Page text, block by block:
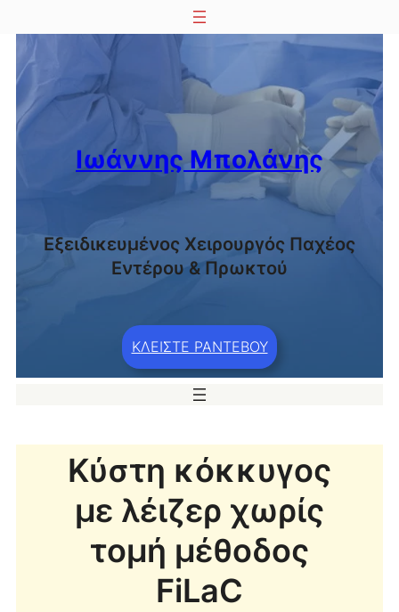
στο
περιεχόμενο
Ιωάννης Μπολάνης
Εξειδικευμένος Χειρουργός Παχέος
Εντέρου & Πρωκτού
ΚΛΕΙΣΤΕ ΡΑΝΤΕΒΟΥ
Κύστη κόκκυγος
με λέιζερ χωρίς
τομή μέθοδος
FiLaC